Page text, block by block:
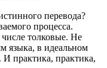
перевода?
процесса.
толковые. Не
языка, в идеальном
И практика, практика,